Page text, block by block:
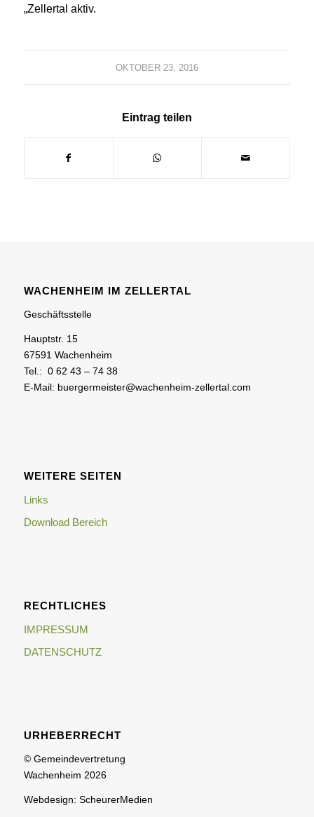
„Zellertal aktiv.
OKTOBER 23, 2016
Eintrag teilen
WACHENHEIM IM ZELLERTAL
Geschäftsstelle
Hauptstr. 15
67591 Wachenheim
Tel.: 0 62 43 – 74 38
E-Mail: buergermeister@wachenheim-zellertal.com
WEITERE SEITEN
Links
Download Bereich
RECHTLICHES
IMPRESSUM
DATENSCHUTZ
URHEBERRECHT
© Gemeindevertretung
Wachenheim 2026
Webdesign: ScheurerMedien